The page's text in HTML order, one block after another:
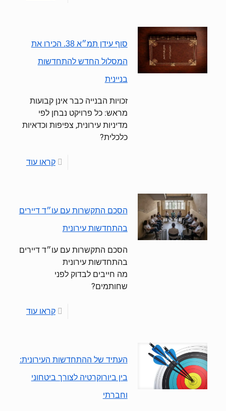
סוף עידן תמ״א 38. הכירו את
המסלול החדש להתחדשות
בניינית
זכויות הבנייה כבר אינן קבועות
מראש: כל פרויקט נבחן לפי
מדיניות עירונית, צפיפות וכדאיות
כלכלית?
קראו עוד
הסכם התקשרות עם עו״ד דיירים
בהתחדשות עירונית
הסכם התקשרות עם עו״ד דיירים
בהתחדשות עירונית
מה חייבים לבדוק לפני
שחותמים?
קראו עוד
העתיד של ההתחדשות העירונית:
בין ביורוקרטיה לצורך ביטחוני
וחברתי